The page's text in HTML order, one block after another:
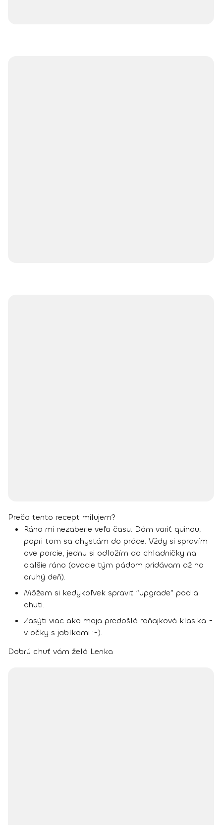
Prečo tento recept milujem?
Ráno mi nezaberie veľa času. Dám variť quinou,
popri tom sa chystám do práce. Vždy si spravím
dve porcie, jednu si odložím do chladničky na
ďalšie ráno (ovocie tým pádom pridávam až na
druhý deň).
Môžem si kedykoľvek spraviť “upgrade” podľa
chuti.
Zasýti viac ako moja predošlá raňajková klasika -
vločky s jablkami :-).
Dobrú chuť vám želá Lenka